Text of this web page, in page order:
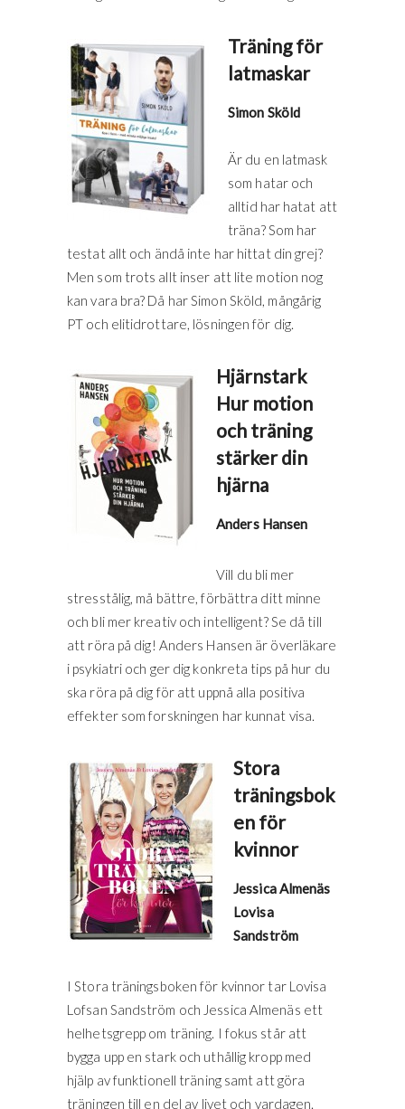
Träning för
latmaskar
Simon Sköld
Är du en latmask
som hatar och
alltid har hatat att
träna? Som har
testat allt och ändå inte har hittat din grej?
Men som trots allt inser att lite motion nog
kan vara bra? Då har Simon Sköld, mångårig
PT och elitidrottare, lösningen för dig.
Hjärnstark
Hur motion
och träning
stärker din
hjärna
Anders Hansen
Vill du bli mer
stresstålig, må bättre, förbättra ditt minne
och bli mer kreativ och intelligent? Se då till
att röra på dig! Anders Hansen är överläkare
i psykiatri och ger dig konkreta tips på hur du
ska röra på dig för att uppnå alla positiva
effekter som forskningen har kunnat visa.
Stora
träningsbok
en för
kvinnor
Jessica Almenäs
Lovisa
Sandström
I Stora träningsboken för kvinnor tar Lovisa
Lofsan Sandström och Jessica Almenäs ett
helhetsgrepp om träning. I fokus står att
bygga upp en stark och uthållig kropp med
hjälp av funktionell träning samt att göra
träningen till en del av livet och vardagen.